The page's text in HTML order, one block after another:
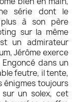
série dont le
à son père
sur la même
un admirateur
Jérôme exerce
dans un
feutre, il tente,
énigmes toujours
sur un solex, cet